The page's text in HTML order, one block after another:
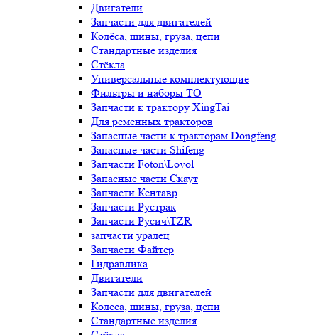
Двигатели
Запчасти для двигателей
Колёса, шины, груза, цепи
Стандартные изделия
Стёкла
Универсальные комплектующие
Фильтры и наборы ТО
Запчасти к трактору XingTai
Для ременных тракторов
Запасные части к тракторам Dongfeng
Запасные части Shifeng
Запчасти Foton\Lovol
Запасные части Скаут
Запчасти Кентавр
Запчасти Рустрак
Запчасти Русич\TZR
запчасти уралец
Запчасти Файтер
Гидравлика
Двигатели
Запчасти для двигателей
Колёса, шины, груза, цепи
Стандартные изделия